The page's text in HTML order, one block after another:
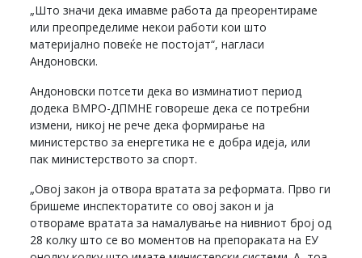
„Што значи дека имавме работа да преорентираме
или преопределиме некои работи кои што
материјално повеќе не постојат“, нагласи
Андоновски.
Андоновски потсети дека во изминатиот период
додека ВМРО-ДПМНЕ говореше дека се потребни
измени, никој не рече дека формирање на
министерство за енергетика не е добра идеја, или
пак министерството за спорт.
„Овој закон ја отвора вратата за реформата. Прво ги
бришеме инспекторатите со овој закон и ја
отвораме вратата за намалување на нивниот број од
28 колку што се во моментов на препораката на ЕУ